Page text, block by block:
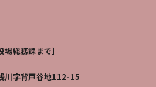
場総務課まで］
川字背戸谷地112-15